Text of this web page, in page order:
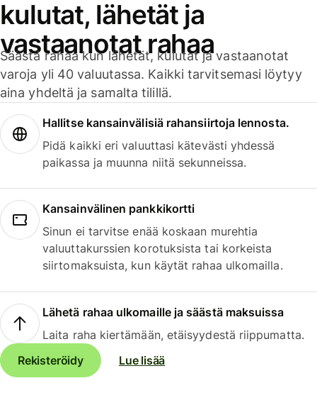
kulutat, lähetät ja
vastaanotat rahaa
Säästä rahaa kun lähetät, kulutat ja vastaanotat
varoja yli 40 valuutassa. Kaikki tarvitsemasi löytyy
aina yhdeltä ja samalta tilillä.
Hallitse kansainvälisiä rahansiirtoja lennosta.
Pidä kaikki eri valuuttasi kätevästi yhdessä
paikassa ja muunna niitä sekunneissa.
Kansainvälinen pankkikortti
Sinun ei tarvitse enää koskaan murehtia
valuuttakurssien korotuksista tai korkeista
siirtomaksuista, kun käytät rahaa ulkomailla.
Lähetä rahaa ulkomaille ja säästä maksuissa
Laita raha kiertämään, etäisyydestä riippumatta.
Rekisteröidy
Lue lisää